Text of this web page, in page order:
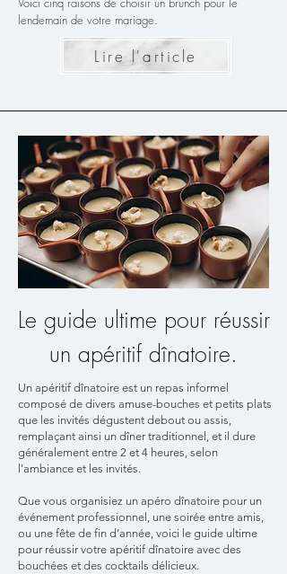
lendemain de votre mariage.
Lire l'article
Le guide ultime pour réussir
un apéritif dînatoire.
Un apéritif dînatoire est un repas informel
composé de divers amuse-bouches et petits plats
que les invités dégustent debout ou assis,
remplaçant ainsi un dîner traditionnel, et il dure
généralement entre 2 et 4 heures, selon
l'ambiance et les invités.
Que vous organisiez un apéro dînatoire pour un
événement professionnel, une soirée entre amis,
ou une fête de fin d’année, voici le guide ultime
pour réussir votre apéritif dînatoire avec des
bouchées et des cocktails délicieux.